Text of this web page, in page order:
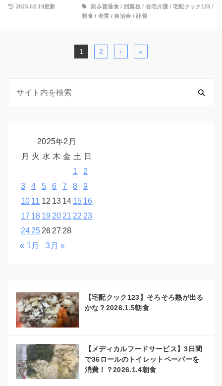
2025.02.19更新 刻み普通食/ 回覧板 / 在宅介護 /宅配クック123 /
朝食/ 老害 / 自治会 /訃報
1 2 › »
2025年2月
月 火 水 木 金 土 日
1
2
3
4 5 6 7 8
9
10 11 12 13 14 15 16
17 18 19 20 21 22 23
24 25 26 27 28
« 1月
3月 »
【宅配クック123】そろそろ熱が出る
かな？2026.1.5朝食
【メディカルフードサービス】3日間
で36ロールのトイレットペーパーを
消費！？2026.1.4朝食